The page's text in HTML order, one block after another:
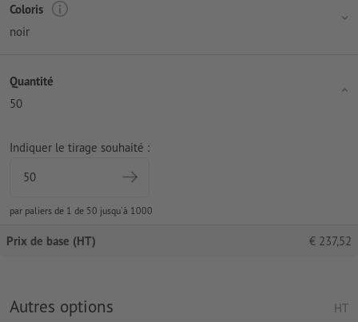
Coloris
noir
Quantité
50
Indiquer le tirage souhaité :
par paliers de 1 de 50 jusqu'à 1000
Prix de base (HT) € 237,52
Autres options HT